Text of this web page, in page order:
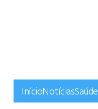
InícioNotíciasSaúde